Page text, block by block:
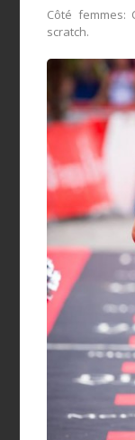
Côté femmes:
scratch.